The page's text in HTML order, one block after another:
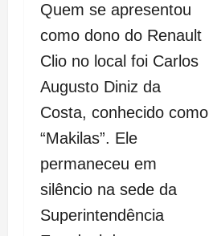
Quem se apresentou
como dono do Renault
Clio no local foi Carlos
Augusto Diniz da
Costa, conhecido como
“Makilas”. Ele
permaneceu em
silêncio na sede da
Superintendência